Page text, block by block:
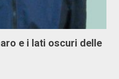
e i lati oscuri delle